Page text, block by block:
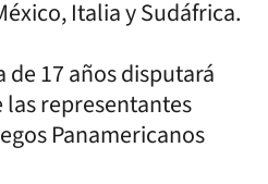
Italia y Sudáfrica.
17 años disputará
las representantes
Panamericanos